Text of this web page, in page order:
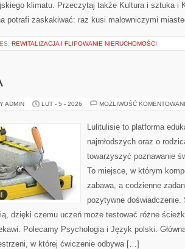
klimatu. Przeczytaj także Kultura i sztuka i
potrafi zaskakiwać: raz kusi malowniczymi
REWITALIZACJA I FLIPOWANIE NIERUCHOMOŚCI
ADMIN LUT - 5 - 2026 MOŻLIWOŚĆ
Lulitulisie to platforma
najmłodszych oraz o
towarzyszyć poznawanie
To miejsce, w którym
zabawa, a codzienne
pozytywne doświadczenie.
dzięki czemu uczeń może testować różne
Polecamy Psychologia i Język polski.
w której ćwiczenie odbywa […]